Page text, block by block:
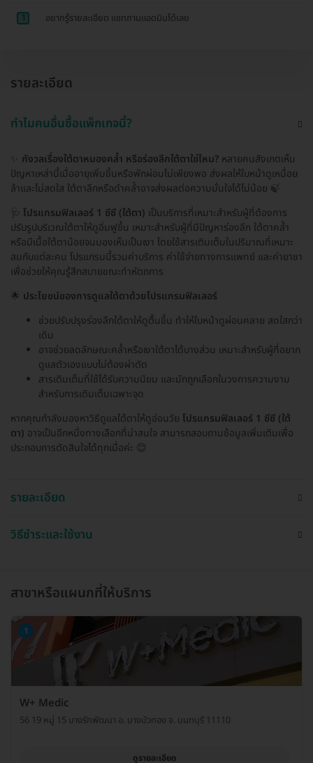
1 อยากรู้รายละเอียด แชทถามแอดมินได้เลย
รายละเอียด
ทำไมคนอื่นซื้อแพ็กเกจนี้?
กังวลเรื่องใต้ตาหมองคล้ำ หรือร่องลึกใต้ตาใช่ไหม? หลายคนสังเกตเห็น
ปัญหาเหล่านี้เมื่ออายุเพิ่มขึ้นหรือพักผ่อนไม่เพียงพอ ส่งผลให้ใบหน้าดูเหนื่อย
ล้าและไม่สดใส ใต้ตาลึกหรือดำคล้ำอาจส่งผลต่อความมั่นใจได้ไม่น้อย 🍃
🩺 โปรแกรมฟิลเลอร์ 1 ซีซี (ใต้ตา) เป็นบริการที่เหมาะสำหรับผู้ที่ต้องการ
ปรับรูปบริเวณใต้ตาให้ดูอิ่มฟูขึ้น เหมาะสำหรับผู้ที่มีปัญหาร่องลึก ใต้ตาคล้ำ
หรือมีเนื้อใต้ตาน้อยจนมองเห็นเป็นเงา โดยใช้สารเติมเต็มในปริมาณที่เหมาะ
สมกับแต่ละคน โปรแกรมนี้รวมค่าบริการ ค่าใช้จ่ายทางการแพทย์ และค่ายาชา
เพื่อช่วยให้คุณรู้สึกสบายขณะทำหัตถการ
🌟 ประโยชน์ของการดูแลใต้ตาด้วยโปรแกรมฟิลเลอร์
ช่วยปรับปรุงร่องลึกใต้ตาให้ดูตื้นขึ้น ทำให้ใบหน้าดูผ่อนคลาย สดใสกว่า
เดิม
อาจช่วยลดลักษณะคล้ำหรือเงาใต้ตาได้บางส่วน เหมาะสำหรับผู้ที่อยาก
ดูแลตัวเองแบบไม่ต้องผ่าตัด
สารเติมเต็มที่ใช้ได้รับความนิยม และมักถูกเลือกในวงการความงาม
สำหรับการเติมเต็มเฉพาะจุด
หากคุณกำลังมองหาวิธีดูแลใต้ตาให้ดูอ่อนวัย โปรแกรมฟิลเลอร์ 1 ซีซี (ใต้
ตา) อาจเป็นอีกหนึ่งทางเลือกที่น่าสนใจ สามารถสอบถามข้อมูลเพิ่มเติมเพื่อ
ประกอบการตัดสินใจได้ทุกเมื่อค่ะ 😊
รายละเอียด
วิธีชำระและใช้งาน
สาขาหรือแผนกที่ให้บริการ
1
W+ Medic
56 19 หมู่ 15 บางรักพัฒนา อ. บางบัวทอง จ. นนทบุรี 11110
ดูรายละเอียด